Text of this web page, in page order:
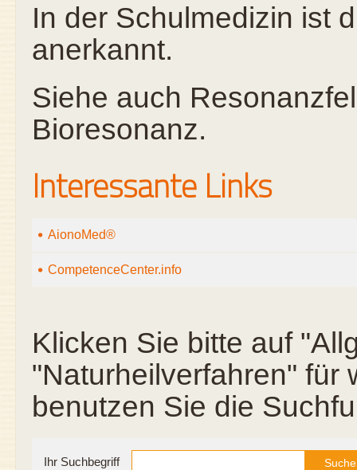
In der Schulmedizin ist
anerkannt.
Siehe auch
Bioresonanz.
Interessante Links
AionoMed®
CompetenceCenter.info
Klicken Sie bitte auf
"Naturheilverfahren" für
benutzen Sie die
Ihr Suchbegriff